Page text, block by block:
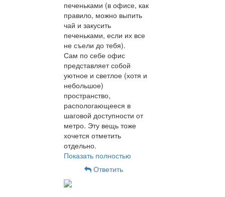
печеньками (в офисе, как
правило, можно выпить
чай и закусить
печеньками, если их все
не съели до тебя).
Сам по себе офис
представляет собой
уютное и светлое (хотя и
небольшое)
пространство,
распологающееся в
шаговой доступности от
метро. Эту вещь тоже
хочется отметить
отдельно.
Показать полностью
Ответить